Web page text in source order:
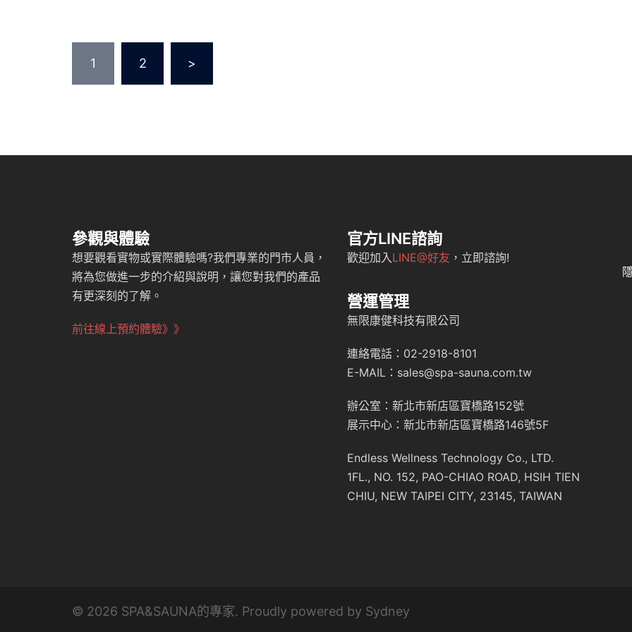
文
章
頁
1 2 >
參觀與體驗
想要觀看實物或實際體驗嗎?我們專業的門市人員，
將為您做進一步的介紹與說明，讓您對我們的產品
有更深刻的了解。
前往線上預約體驗》》
官方LINE諮詢
歡迎加入LINE@好友 ，立即諮詢!
營運管理
無限康健科技有限公司
連絡電話：02-2918-8101
E-MAIL：sales@spa-sauna.com.tw
辦公室：新北市新店區寶橋路152號
展示中心：新北市新店區寶橋路146號5F
Endless Wellness Technology Co., LTD.
1FL., NO. 152, PAO-CHIAO ROAD, HSIH TIEN
CHIU, NEW TAIPEI CITY, 23145, TAIWAN
© 2026 SPA&SAUNA的專家. Proudly powered by Sydney